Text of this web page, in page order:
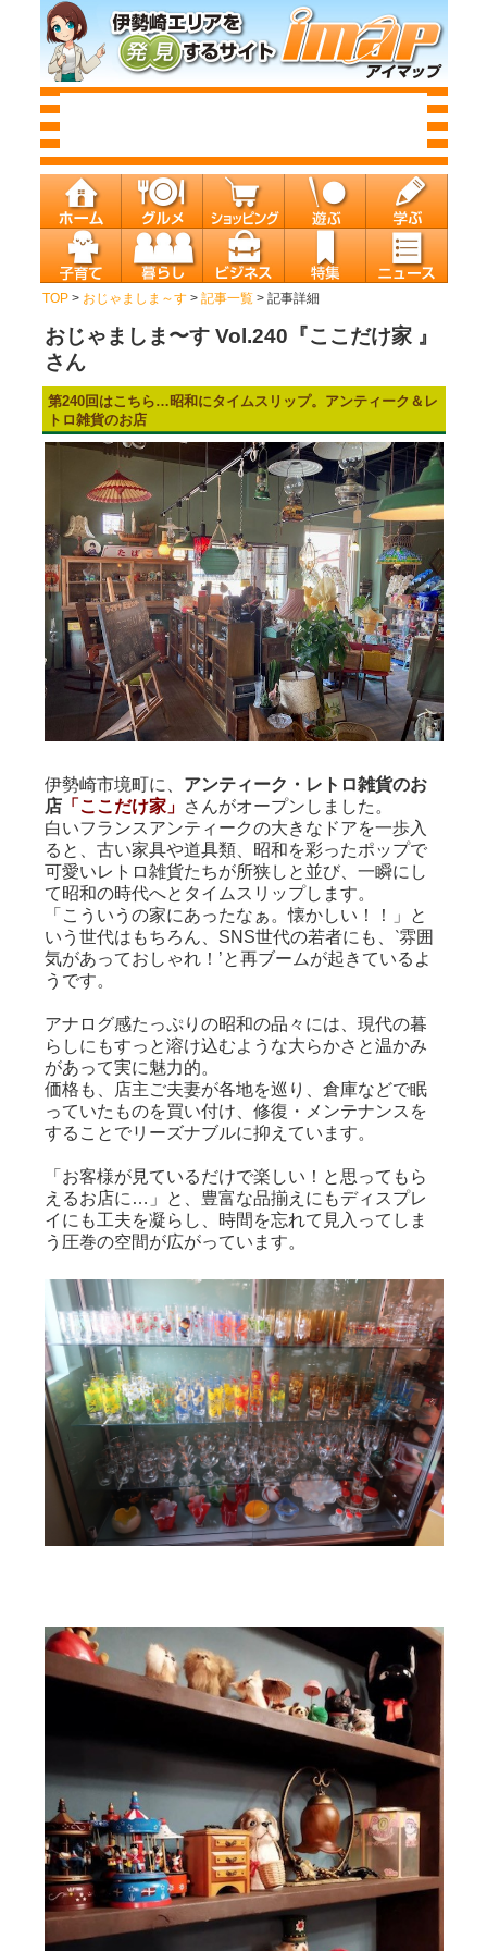
TOP> おじゃましま～す> 記事一覧> 記事詳細
おじゃましま〜す Vol.240『ここだけ家 』
さん
第240回はこちら…昭和にタイムスリップ。アンティーク＆レ
トロ雑貨のお店
伊勢崎市境町に、 アンティーク・レトロ雑貨のお
店「ここだけ家」 さんがオープンしました。
白いフランスアンティークの大きなドアを一歩入
ると、古い家具や道具類、昭和を彩ったポップで
可愛いレトロ雑貨たちが所狭しと並び、一瞬にし
て昭和の時代へとタイムスリップします。
「こういうの家にあったなぁ。懐かしい！！」と
いう世代はもちろん、SNS世代の若者にも、‵雰囲
気があっておしゃれ！’と再ブームが起きているよ
うです。
アナログ感たっぷりの昭和の品々には、現代の暮
らしにもすっと溶け込むような大らかさと温かみ
があって実に魅力的。
価格も、店主ご夫妻が各地を巡り、倉庫などで眠
っていたものを買い付け、修復・メンテナンスを
することでリーズナブルに抑えています。
「お客様が見ているだけで楽しい！と思ってもら
えるお店に…」と、豊富な品揃えにもディスプレ
イにも工夫を凝らし、時間を忘れて見入ってしま
う圧巻の空間が広がっています。